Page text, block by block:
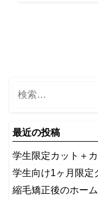
最近の投稿
学生限定カット＋
学生向け1ヶ月限定
縮毛矯正後のホー